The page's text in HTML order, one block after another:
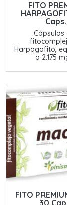
FITO
Caps.
Cápsulas
Harpagofito,
a 2.175
FITO
30